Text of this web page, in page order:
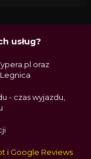
usług?
oraz
- czas wyjazdu,
i Google Reviews